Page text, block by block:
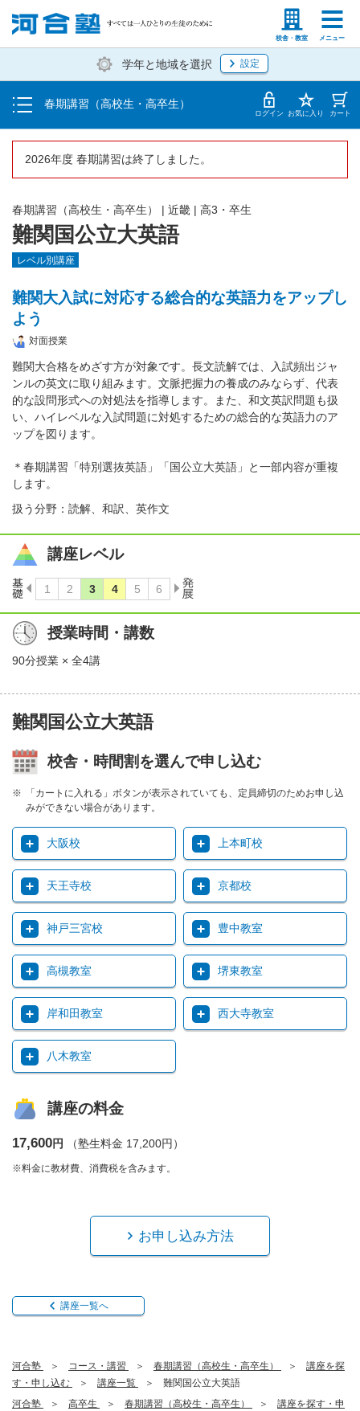
校舎・教室 メニュー
塾生の方 高等学校の先生
学年と地域を選択 設定
春期講習（高校生・高卒生）
受講料・お申し込み方法
受講開始までの流れ
校舎・教室一覧 ログイン お気に入り カート
2026年度 春期講習は終了しました。
難関国公立大英語
春期講習（高校生・高卒生） | 近畿 | 高3・卒生
レベル別講座
難関大入試に対応する総合的な英語力をアップし
よう
対面授業
難関大合格をめざす方が対象です。長文読解では、入試頻出ジャ
ンルの英文に取り組みます。文脈把握力の養成のみならず、代表
的な設問形式への対処法を指導します。また、和文英訳問題も扱
い、ハイレベルな入試問題に対処するための総合的な英語力のア
ップを図ります。
＊春期講習「特別選抜英語」「国公立大英語」と一部内容が重複
します。
扱う分野：読解、和訳、英作文
講座レベル
授業時間・講数
90分授業 × 全4講
難関国公立大英語
校舎・時間割を選んで申し込む
「カートに入れる」ボタンが表示されていても、定員締切のためお申し込
みができない場合があります。
大阪校 上本町校
天王寺校 京都校
神戸三宮校 豊中教室
高槻教室 堺東教室
岸和田教室 西大寺教室
八木教室
講座の料金
17,600円 （塾生料金 17,200円）
※料金に教材費、消費税を含みます。
お申し込み方法
講座一覧へ
河合塾 コース・講習 春期講習（高校生・高卒生）
講座を探
す・申し込む
講座一覧
難関国公立大英語
河合塾
高卒生 春期講習（高校生・高卒生）
講座を探す・申